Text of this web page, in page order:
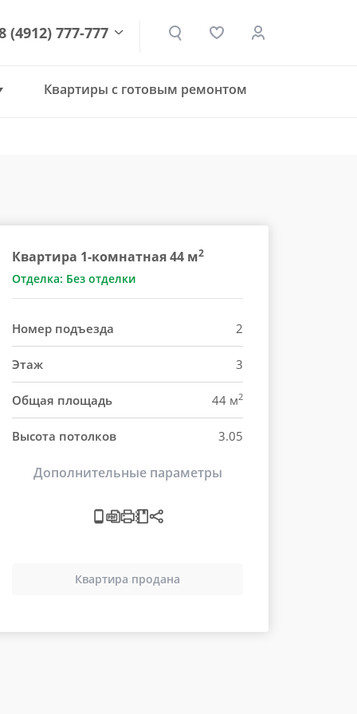
(4912) 777-777
Квартиры с готовым ремонтом
Квартира 1-комнатная 44 м2
Отделка: Без отделки
Номер подъезда 2
Этаж 3
Общая площадь 44 м2
Высота потолков 3.05
Дополнительные параметры
Квартира продана